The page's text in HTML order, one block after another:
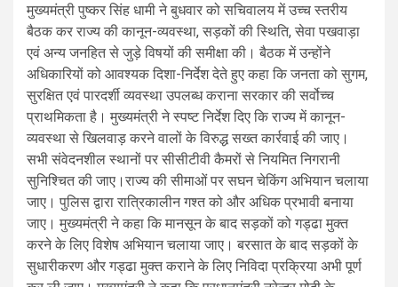
मुख्यमंत्री पुष्कर सिंह धामी ने बुधवार को सचिवालय में उच्च स्तरीय
बैठक कर राज्य की कानून-व्यवस्था, सड़कों की स्थिति, सेवा पखवाड़ा
एवं अन्य जनहित से जुड़े विषयों की समीक्षा की। बैठक में उन्होंने
अधिकारियों को आवश्यक दिशा-निर्देश देते हुए कहा कि जनता को सुगम,
सुरक्षित एवं पारदर्शी व्यवस्था उपलब्ध कराना सरकार की सर्वोच्च
प्राथमिकता है। मुख्यमंत्री ने स्पष्ट निर्देश दिए कि राज्य में कानून-
व्यवस्था से खिलवाड़ करने वालों के विरुद्ध सख्त कार्रवाई की जाए।
सभी संवेदनशील स्थानों पर सीसीटीवी कैमरों से नियमित निगरानी
सुनिश्चित की जाए।राज्य की सीमाओं पर सघन चेकिंग अभियान चलाया
जाए। पुलिस द्वारा रात्रिकालीन गश्त को और अधिक प्रभावी बनाया
जाए। मुख्यमंत्री ने कहा कि मानसून के बाद सड़कों को गड्ढा मुक्त
करने के लिए विशेष अभियान चलाया जाए। बरसात के बाद सड़कों के
सुधारीकरण और गड्ढा मुक्त कराने के लिए निविदा प्रक्रिया अभी पूर्ण